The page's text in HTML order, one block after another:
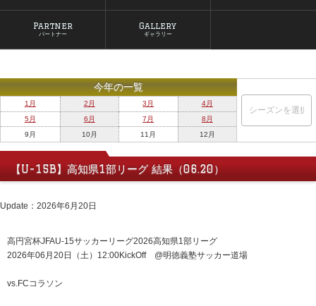
Partner
パートナー
Gallery
ギャラリー
今年の一覧
1月 2月 3月
4月
5月
6月 7月
8月
9月
10月 11月 12月
【U-15B】高知県1部リーグ 結果（06.20）
Update：2026年6月20日
高円宮杯JFAU-15サッカーリーグ2026高知県1部リーグ
2026年06月20日（土）12:00KickOff @明徳義塾サッカー道場
vs.FCコラソン